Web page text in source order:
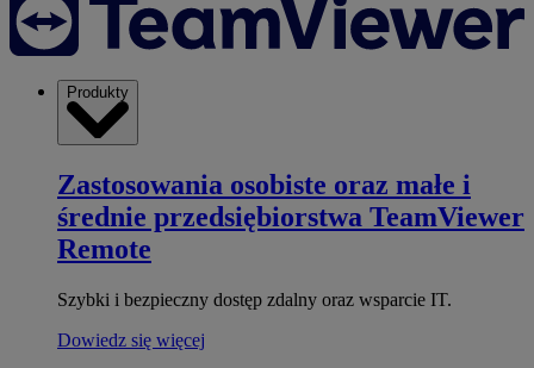
Produkty
Zastosowania osobiste oraz małe i
średnie przedsiębiorstwa TeamViewer
Remote
Szybki i bezpieczny dostęp zdalny oraz wsparcie IT.
Dowiedz się więcej